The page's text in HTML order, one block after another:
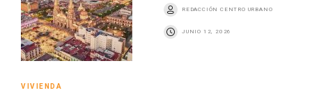
REDACCIÓN CENTRO URBANO
JUNIO 12, 2026
VIVIENDA